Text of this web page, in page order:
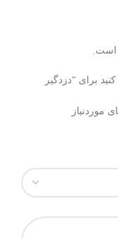
است.
برای “دزدگیر
موردنیاز